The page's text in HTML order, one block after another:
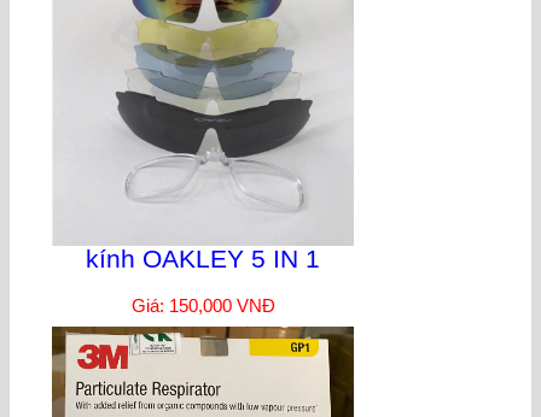
kính OAKLEY 5 IN 1
Giá: 150,000 VNĐ